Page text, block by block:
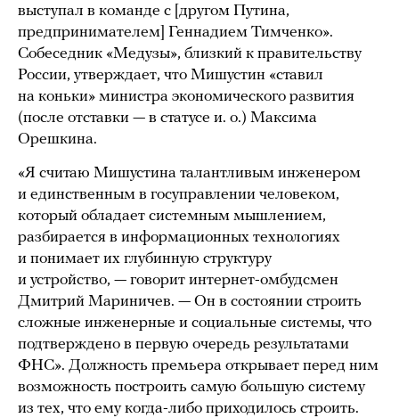
выступал в команде с [другом Путина,
предпринимателем] Геннадием Тимченко».
Собеседник «Медузы», близкий к правительству
России, утверждает, что Мишустин «ставил
на коньки» министра экономического развития
(после отставки — в статусе и. о.) Максима
Орешкина.
«Я считаю Мишустина талантливым инженером
и единственным в госуправлении человеком,
который обладает системным мышлением,
разбирается в информационных технологиях
и понимает их глубинную структуру
и устройство, — говорит интернет-омбудсмен
Дмитрий Мариничев. — Он в состоянии строить
сложные инженерные и социальные системы, что
подтверждено в первую очередь результатами
ФНС». Должность премьера открывает перед ним
возможность построить самую большую систему
из тех, что ему когда-либо приходилось строить.